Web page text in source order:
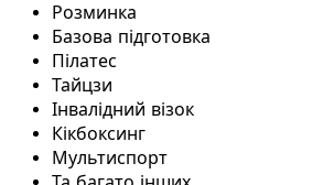
Розминка
Базова підготовка
Пілатес
Тайцзи
Інвалідний візок
Кікбоксинг
Мультиспорт